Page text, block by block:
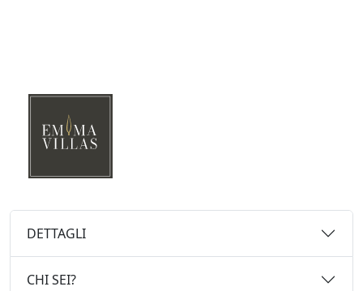
DETTAGLI
CHI SEI?